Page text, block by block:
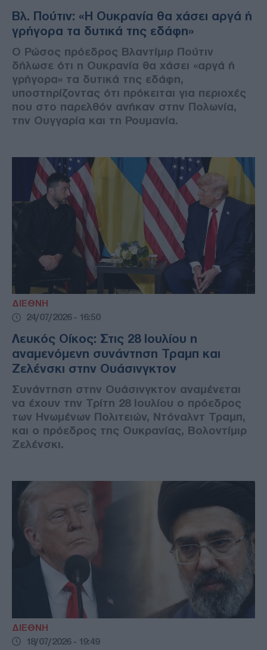
Βλ. Πούτιν: «Η Ουκρανία θα χάσει αργά ή
γρήγορα τα δυτικά της εδάφη»
Ο Ρώσος πρόεδρος Βλαντίμιρ Πούτιν
δήλωσε ότι η Ουκρανία θα χάσει «αργά ή
γρήγορα» τα δυτικά της εδάφη,
υποστηρίζοντας ότι πρόκειται για περιοχές
που στο παρελθόν ανήκαν στην Πολωνία,
την Ουγγαρία και τη Ρουμανία.
ΔΙΕΘΝΗ
24/07/2026 - 16:50
Λευκός Οίκος: Στις 28 Ιουλίου η
αναμενόμενη συνάντηση Τραμπ και
Ζελένσκι στην Ουάσινγκτον
Συνάντηση στην Ουάσινγκτον αναμένεται
να έχουν την Τρίτη 28 Ιουλίου ο πρόεδρος
των Ηνωμένων Πολιτειών, Ντόναλντ Τραμπ,
και ο πρόεδρος της Ουκρανίας, Βολοντίμιρ
Ζελένσκι.
ΔΙΕΘΝΗ
18/07/2026 - 19:49